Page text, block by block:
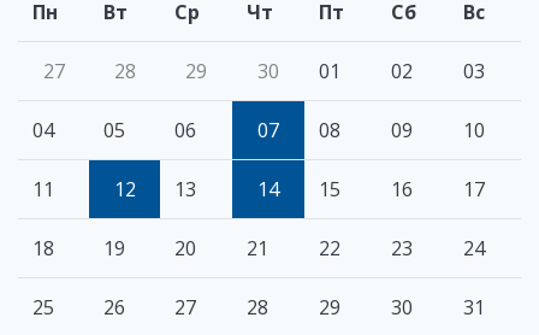
Пн Вт Ср Чт Пт Сб Вс
27 28 29 30 01 02 03
04 05 06 07 08 09 10
11 12 13 14 15 16 17
18 19 20 21 22 23 24
25 26 27 28 29 30 31